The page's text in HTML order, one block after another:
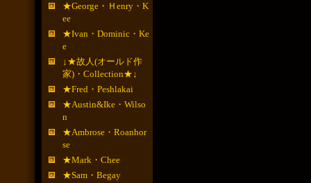
★George・Ｈenry・K
ee
★Ivan・Dominic・Ke
e
↓★故人(オールド作
家)・Collection★↓
★Fred・Peshlakai
★Austin&Ike・Wilso
n
★Ambrose・Roanhor
se
★Mark・Chee
★Sam・Begay